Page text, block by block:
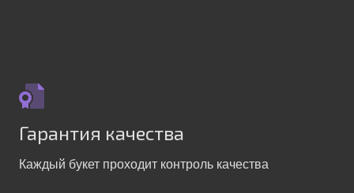
Гарантия качества
Каждый букет проходит контроль качества